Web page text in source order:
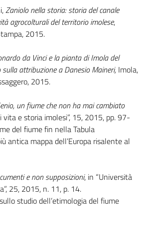
Zaniolo nella storia: storia del canale
agrocolturali del territorio imolese,
2015.
da Vinci e la pianta di Imola del
attribuzione a Danesio Maineri, Imola,
2015.
un fiume che non ha mai cambiato
vita e storia imolesi”, 15, 2015, pp. 97-
del fiume fin nella Tabula
antica mappa dell’Europa risalente al
e non supposizioni, in “Università
25, 2015, n. 11, p. 14.
studio dell’etimologia del fiume